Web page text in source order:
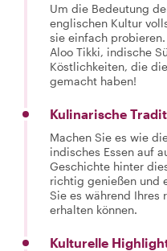
Um die Bedeutung
englischen Kultur
sie einfach
Aloo Tikki, indische
Köstlichkeiten, die
gemacht haben!
Kulinarische
Machen Sie es wie
indisches Essen auf
Geschichte hinter
richtig genießen und
Sie es während Ihres
erhalten können.
Kulturelle